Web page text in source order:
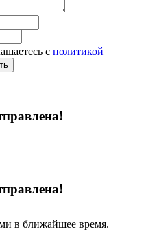
с политикой
в ближайшее время.